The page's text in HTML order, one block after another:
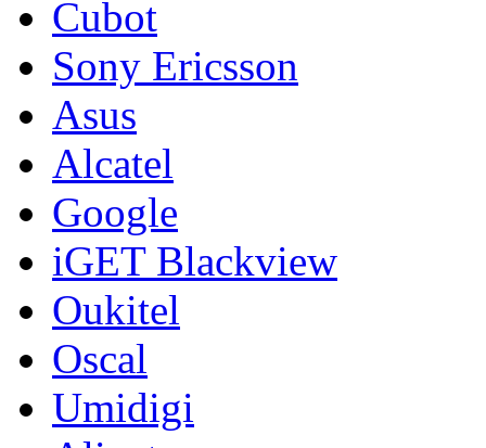
Cubot
Sony Ericsson
Asus
Alcatel
Google
iGET Blackview
Oukitel
Oscal
Umidigi